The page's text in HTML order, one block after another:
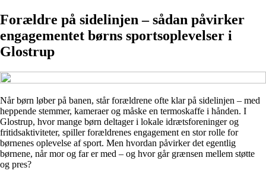
Forældre på sidelinjen – sådan påvirker
engagementet børns sportsoplevelser i
Glostrup
Når børn løber på banen, står forældrene ofte klar på sidelinjen – med
heppende stemmer, kameraer og måske en termoskaffe i hånden. I
Glostrup, hvor mange børn deltager i lokale idrætsforeninger og
fritidsaktiviteter, spiller forældrenes engagement en stor rolle for
børnenes oplevelse af sport. Men hvordan påvirker det egentlig
børnene, når mor og far er med – og hvor går grænsen mellem støtte
og pres?